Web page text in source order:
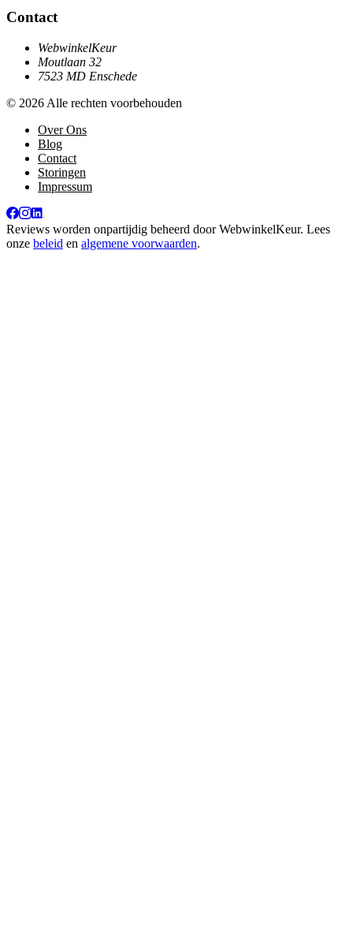
Contact
WebwinkelKeur
Moutlaan 32
7523 MD Enschede
© 2026 Alle rechten voorbehouden
Over Ons
Blog
Contact
Storingen
Impressum
Reviews worden onpartijdig beheerd doorWebwinkelKeur. Lees
onze beleid en algemene voorwaarden.